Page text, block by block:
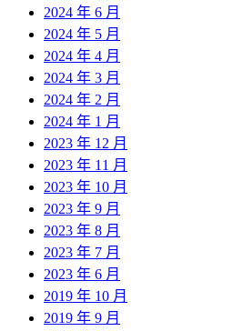
2024 年 6 月
2024 年 5 月
2024 年 4 月
2024 年 3 月
2024 年 2 月
2024 年 1 月
2023 年 12 月
2023 年 11 月
2023 年 10 月
2023 年 9 月
2023 年 8 月
2023 年 7 月
2023 年 6 月
2019 年 10 月
2019 年 9 月